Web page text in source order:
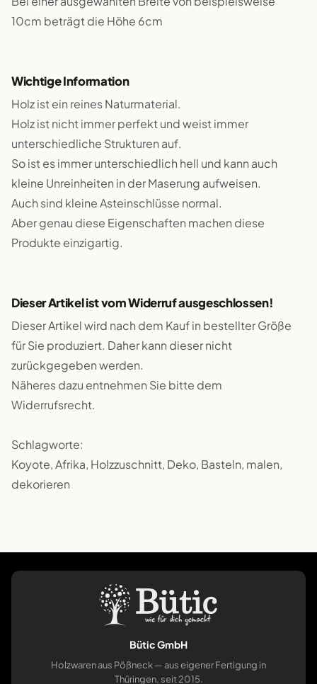
10cm beträgt die Höhe 6cm
Wichtige Information
Holz ist ein reines Naturmaterial.
Holz ist nicht immer perfekt und weist immer
unterschiedliche Strukturen auf.
So ist es immer unterschiedlich hell und kann auch
kleine Unreinheiten in der Maserung aufweisen.
Auch sind kleine Asteinschlüsse normal.
Aber genau diese Eigenschaften machen diese
Produkte einzigartig.
Dieser Artikel ist vom Widerruf ausgeschlossen!
Dieser Artikel wird nach dem Kauf in bestellter Größe
für Sie produziert. Daher kann dieser nicht
zurückgegeben werden.
Näheres dazu entnehmen Sie bitte dem
Widerrufsrecht.
Schlagworte:
Koyote, Afrika, Holzzuschnitt, Deko, Basteln, malen,
dekorieren
Bütic GmbH
Holzwaren aus Pößneck — aus eigener Fertigung in
Thüringen, seit 2015.